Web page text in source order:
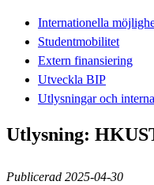
Internationella
Studentmobilitet
Extern finansiering
Utveckla BIP
Utlysningar och
Utlysning:
Publicerad 2025-04-30